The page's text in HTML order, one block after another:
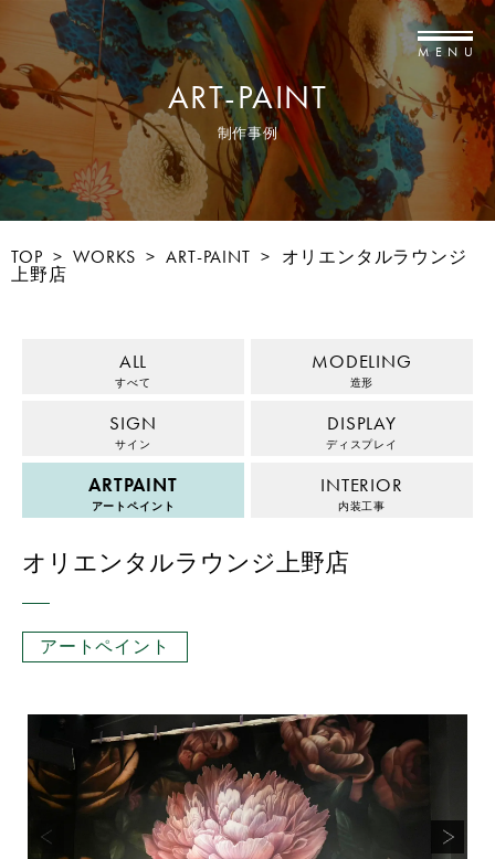
MENU
ART-PAINT
制作事例
TOP >WORKS >ART-PAINT > オリエンタルラウンジ
上野店
ALL
すべて
MODELING
造形
SIGN
サイン
DISPLAY
ディスプレイ
ARTPAINT
アートペイント
INTERIOR
内装工事
オリエンタルラウンジ上野店
アートペイント